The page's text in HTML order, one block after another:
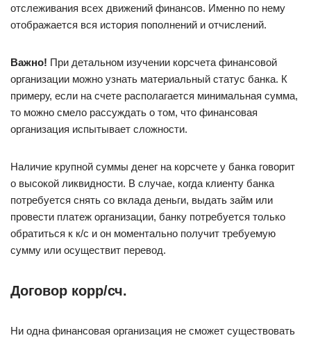
отслеживания всех движений финансов. Именно по нему
отображается вся история пополнений и отчислений.
Важно! При детальном изучении корсчета финансовой
организации можно узнать материальный статус банка. К
примеру, если на счете располагается минимальная сумма,
то можно смело рассуждать о том, что финансовая
организация испытывает сложности.
Наличие крупной суммы денег на корсчете у банка говорит
о высокой ликвидности. В случае, когда клиенту банка
потребуется снять со вклада деньги, выдать займ или
провести платеж организации, банку потребуется только
обратиться к к/с и он моментально получит требуемую
сумму или осуществит перевод.
Договор корр/сч.
Ни одна финансовая организация не сможет существовать